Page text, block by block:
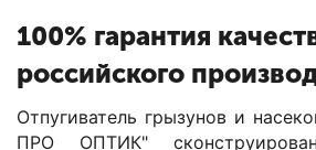
100% гарантия
российского
Отпугиватель грызунов и
ПРО ОПТИК"